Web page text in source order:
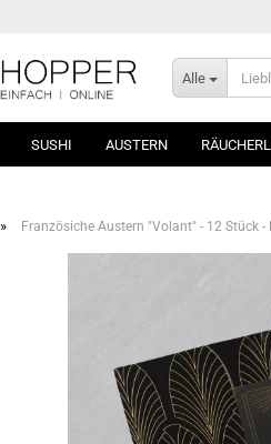
Alle
SUSHI AUSTERN
» Französiche Austern "Volant" - 12 Stück -